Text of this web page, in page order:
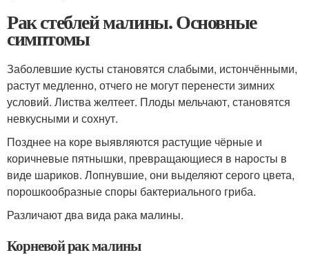
Рак стеблей малины. Основные
симптомы
Заболевшие кусты становятся слабыми, истончёнными,
растут медленно, отчего не могут перенести зимних
условий. Листва желтеет. Плоды мельчают, становятся
невкусными и сохнут.
Позднее на коре выявляются растущие чёрные и
коричневые пятнышки, превращающиеся в наросты в
виде шариков. Лопнувшие, они выделяют серого цвета,
порошкообразные споры бактериального гриба.
Различают два вида рака малины.
Корневой рак малины